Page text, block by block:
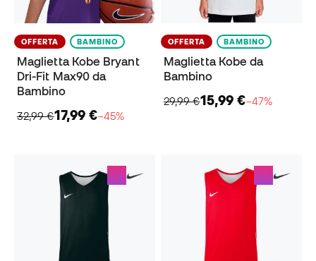
OFFERTA BAMBINO
Maglietta Kobe Bryant
Dri-Fit Max90 da
Bambino
32,99 €17,99 €−45%
OFFERTA BAMBINO
Maglietta Kobe da
Bambino
29,99 €15,99 €−47%